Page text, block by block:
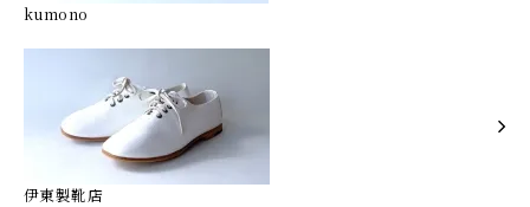
kumono
伊東製靴店